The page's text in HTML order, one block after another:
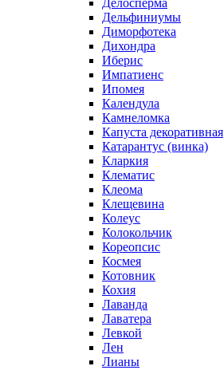
Делосперма
Дельфиниумы
Диморфотека
Дихондра
Иберис
Импатиенс
Ипомея
Календула
Камнеломка
Капуста декоративная
Катарантус (винка)
Кларкия
Клематис
Клеома
Клещевина
Колеус
Колокольчик
Кореопсис
Космея
Котовник
Кохия
Лаванда
Лаватера
Левкой
Лен
Лианы